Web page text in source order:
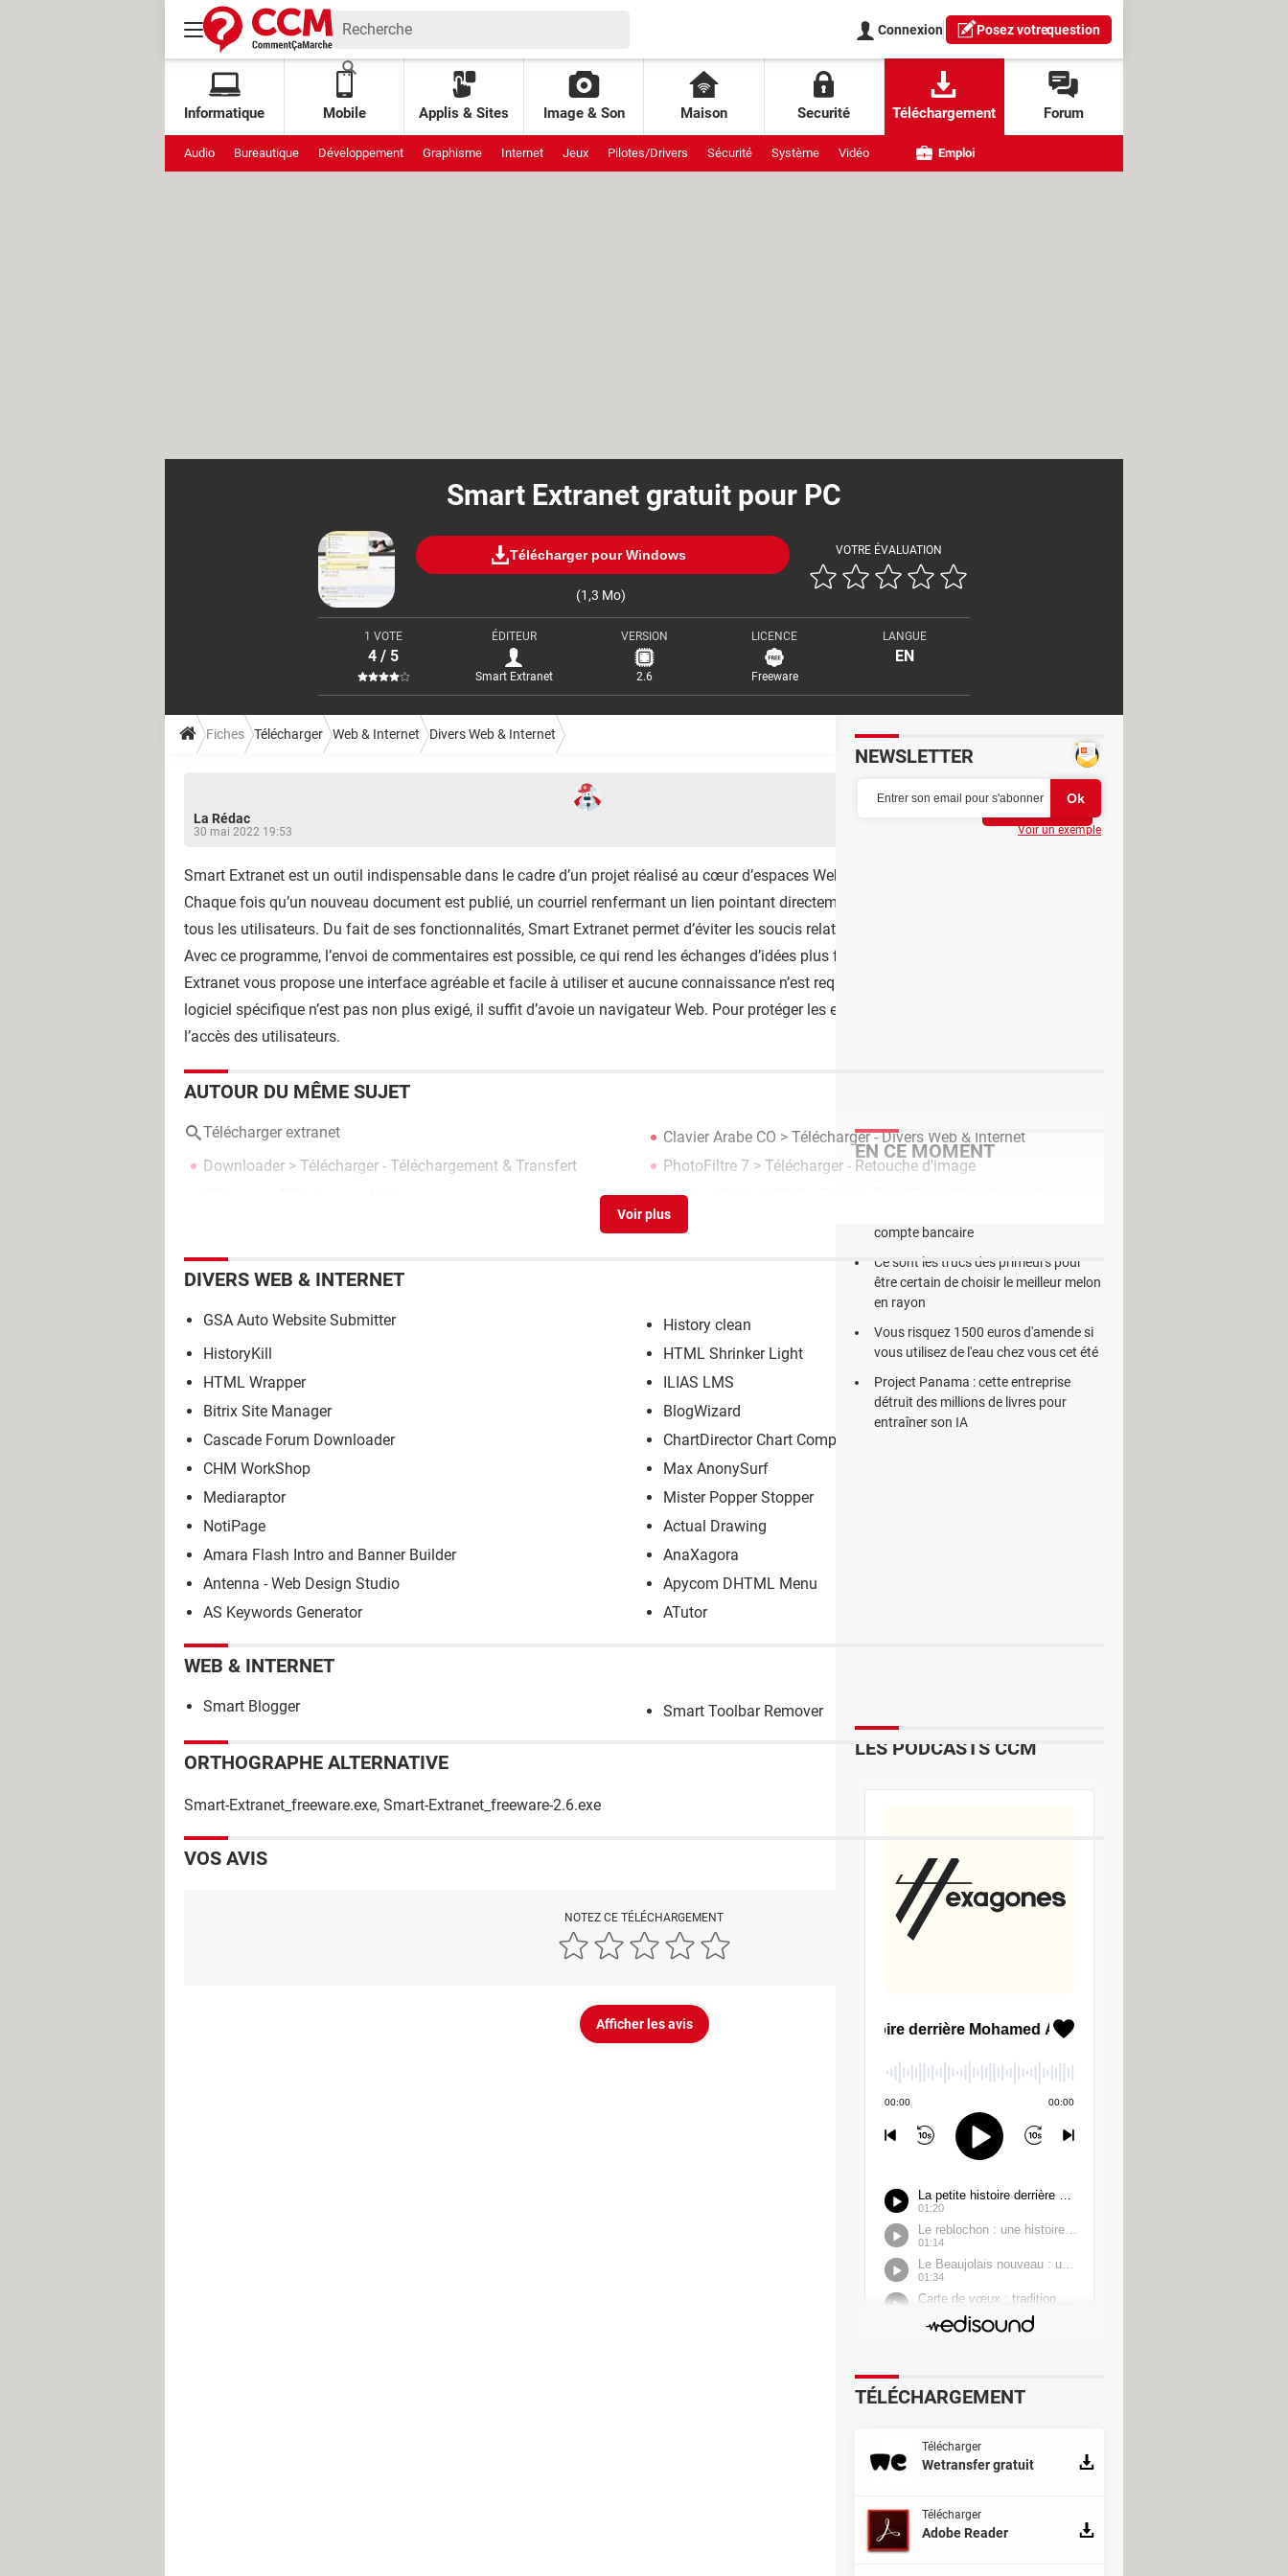
Connexion Posez votrequestion
Informatique Mobile Applis & Sites Image & Son Maison Securité Téléchargement Forum
Audio Bureautique Développement Graphisme Internet Jeux Pilotes/Drivers Sécurité Système Vidéo Emploi
Smart Extranet gratuit pour PC
Télécharger pour Windows
(1,3 Mo)
VOTRE ÉVALUATION
1 VOTE
4 / 5
ÉDITEUR
Smart Extranet
VERSION
2.6
LICENCE
Freeware
LANGUE
EN
Fiches Télécharger Web & Internet Divers Web & Internet
La Rédac
30 mai 2022 19:53
Smart Extranet est un outil indispensable dans le cadre d’un projet réalisé au cœur d’espaces Web sécurisés dont l'accès est limité.
Chaque fois qu’un nouveau document est publié, un courriel renfermant un lien pointant directement vers le fichier ajouté est envoyé à
tous les utilisateurs. Du fait de ses fonctionnalités, Smart Extranet permet d’éviter les soucis relatifs à l’envoi de pièces jointes lourdes.
Avec ce programme, l’envoi de commentaires est possible, ce qui rend les échanges d’idées plus faciles et plus cohérentes. Smart
Extranet vous propose une interface agréable et facile à utiliser et aucune connaissance n’est requise pour l’utiliser. Aucun matériel ou
logiciel spécifique n’est pas non plus exigé, il suffit d’avoie un navigateur Web. Pour protéger les espaces privés, il est possible de gérer
l’accès des utilisateurs.
AUTOUR DU MÊME SUJET
Télécharger extranet Clavier Arabe CO > Télécharger - Divers Web & Internet
Downloader > Télécharger - Téléchargement & Transfert PhotoFiltre 7 > Télécharger - Retouche d'image
Microsoft Word 2013
DIVERS WEB & INTERNET
GSA Auto Website Submitter
History clean
HistoryKill
HTML Shrinker Light
HTML Wrapper
ILIAS LMS
Bitrix Site Manager
BlogWizard
Cascade Forum Downloader
ChartDirector Chart Component
CHM WorkShop
Max AnonySurf
Mediaraptor
Mister Popper Stopper
NotiPage
Actual Drawing
Amara Flash Intro and Banner Builder
AnaXagora
Antenna - Web Design Studio
Apycom DHTML Menu
AS Keywords Generator
ATutor
WEB & INTERNET
Smart Blogger Smart Toolbar Remover
ORTHOGRAPHE ALTERNATIVE
Smart-Extranet_freeware.exe, Smart-Extranet_freeware-2.6.exe
VOS AVIS
NOTEZ CE TÉLÉCHARGEMENT
Afficher les avis
NEWSLETTER
Voir un exemple
EN CE MOMENT
compte bancaire
Ce sont les trucs des primeurs pour
être certain de choisir le meilleur melon
en rayon
Vous risquez 1500 euros d'amende si
vous utilisez de l'eau chez vous cet été
Project Panama : cette entreprise
détruit des millions de livres pour
entraîner son IA
LES PODCASTS CCM
TÉLÉCHARGEMENT
Télécharger
Wetransfer gratuit
Télécharger
Adobe Reader